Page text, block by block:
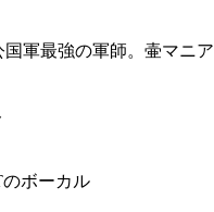
最強の軍師。壷マニア
ボーカル